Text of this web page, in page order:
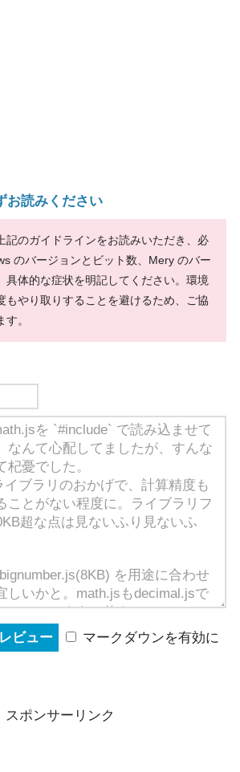
お読みください
記のガイドラインをお読みいただき、必
のバージョンとビット数、Mery のバー
具体的な症状を明記してください。環境
もやり取りすることを避けるため、ご協
。
マークダウンを有効に
スポンサーリンク